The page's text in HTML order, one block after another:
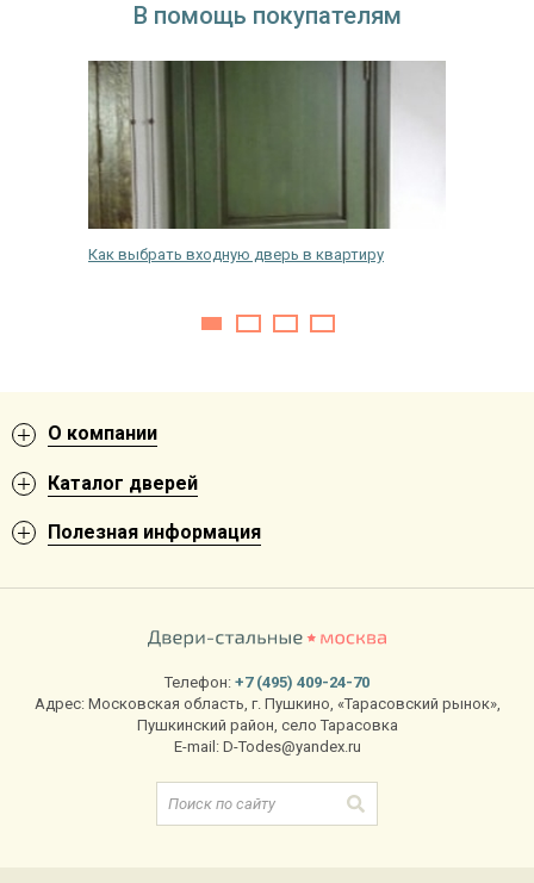
В помощь покупателям
Как выбрать входную дверь в квартиру
О компании
Каталог дверей
Полезная информация
Телефон: +7 (495) 409-24-70
Адрес: Московская область, г. Пушкино, «Тарасовский рынок»,
Пушкинский район, село Тарасовка
E-mail: D-Todes@yandex.ru